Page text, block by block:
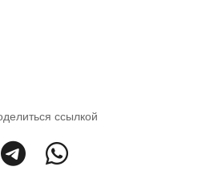
ссылкой